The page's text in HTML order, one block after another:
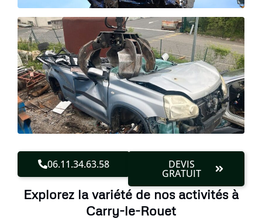
06.11.34.63.58 DEVIS
GRATUIT
Explorez la variété de nos activités à
Carry-le-Rouet